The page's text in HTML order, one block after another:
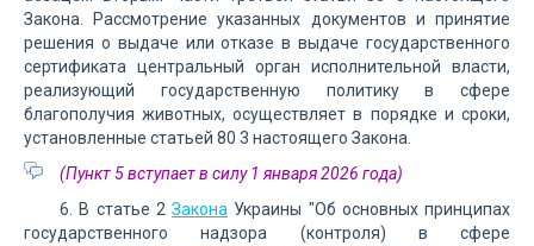
Закона. Рассмотрение указанных документов и принятие
решения о выдаче или отказе в выдаче государственного
сертификата центральный орган исполнительной власти,
реализующий государственную политику в сфере
благополучия животных, осуществляет в порядке и сроки,
установленные статьей 80 3 настоящего Закона.
(Пункт 5 вступает в силу 1 января 2026 года)
6. В статье 2 Закона Украины "Об основных принципах
государственного надзора (контроля) в сфере